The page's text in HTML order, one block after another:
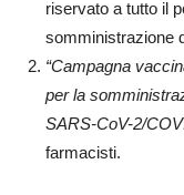
riservato a tutto il
somministrazione
“Campagna
per la
SARS-CoV-2/
farmacisti.